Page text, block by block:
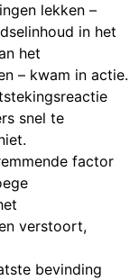
lekken –
in het
het
– kwam in actie.
snel te
factor
verstoort,
bevinding